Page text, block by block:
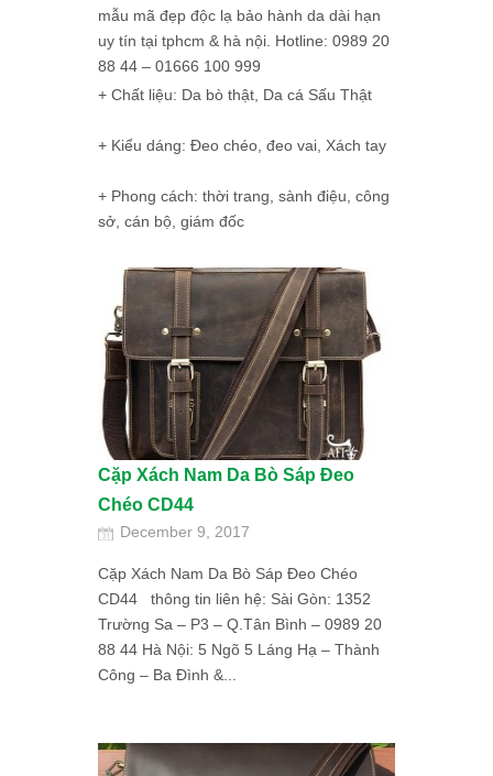
mẫu mã đẹp độc lạ bảo hành da dài hạn
uy tín tại tphcm & hà nội. Hotline: 0989 20
88 44 – 01666 100 999
+ Chất liệu: Da bò thật, Da cá Sấu Thật
+ Kiểu dáng: Đeo chéo, đeo vai, Xách tay
+ Phong cách: thời trang, sành điệu, công
sở, cán bộ, giám đốc
Cặp Xách Nam Da Bò Sáp Đeo
Chéo CD44
December 9, 2017
Cặp Xách Nam Da Bò Sáp Đeo Chéo
CD44 thông tin liên hệ: Sài Gòn: 1352
Trường Sa – P3 – Q.Tân Bình – 0989 20
88 44 Hà Nội: 5 Ngõ 5 Láng Hạ – Thành
Công – Ba Đình &...